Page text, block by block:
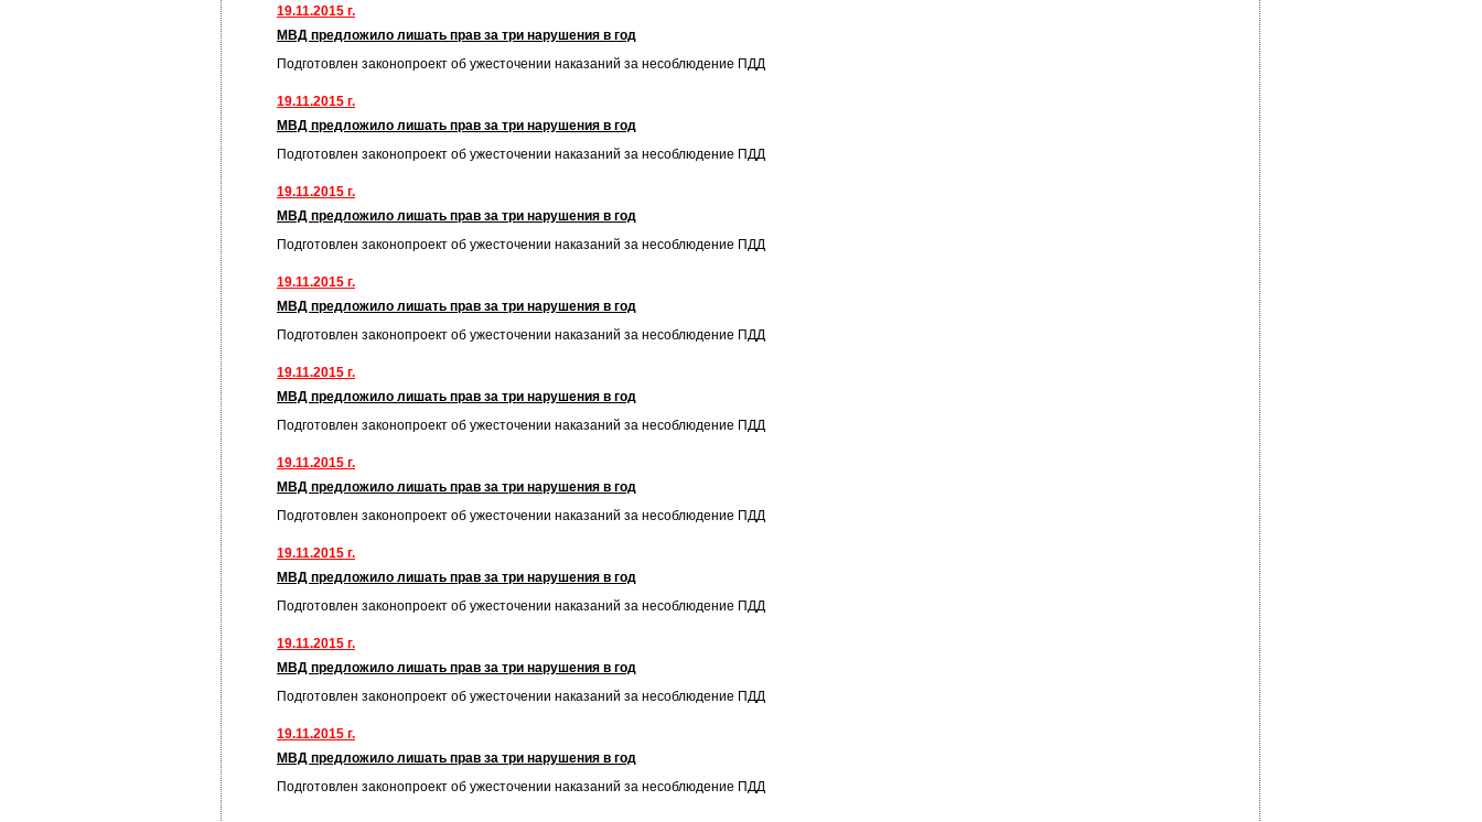
19.11.2015 г.
МВД предложило лишать прав за три нарушения в год
Подготовлен законопроект об ужесточении наказаний за несоблюдение ПДД
19.11.2015 г.
МВД предложило лишать прав за три нарушения в год
Подготовлен законопроект об ужесточении наказаний за несоблюдение ПДД
19.11.2015 г.
МВД предложило лишать прав за три нарушения в год
Подготовлен законопроект об ужесточении наказаний за несоблюдение ПДД
19.11.2015 г.
МВД предложило лишать прав за три нарушения в год
Подготовлен законопроект об ужесточении наказаний за несоблюдение ПДД
19.11.2015 г.
МВД предложило лишать прав за три нарушения в год
Подготовлен законопроект об ужесточении наказаний за несоблюдение ПДД
19.11.2015 г.
МВД предложило лишать прав за три нарушения в год
Подготовлен законопроект об ужесточении наказаний за несоблюдение ПДД
19.11.2015 г.
МВД предложило лишать прав за три нарушения в год
Подготовлен законопроект об ужесточении наказаний за несоблюдение ПДД
19.11.2015 г.
МВД предложило лишать прав за три нарушения в год
Подготовлен законопроект об ужесточении наказаний за несоблюдение ПДД
19.11.2015 г.
МВД предложило лишать прав за три нарушения в год
Подготовлен законопроект об ужесточении наказаний за несоблюдение ПДД